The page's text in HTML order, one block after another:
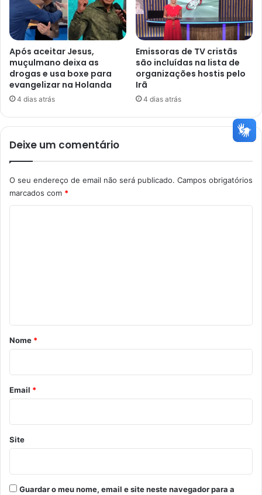
Após aceitar Jesus,
muçulmano deixa as
drogas e usa boxe para
evangelizar na Holanda
4 dias atrás
Emissoras de TV cristãs
são incluídas na lista de
organizações hostis pelo
Irã
4 dias atrás
Deixe um comentário
O seu endereço de email não será publicado. Campos obrigatórios
marcados com *
r
o
*
Nome *
Email *
Site
Guardar o meu nome, email e site neste navegador para a